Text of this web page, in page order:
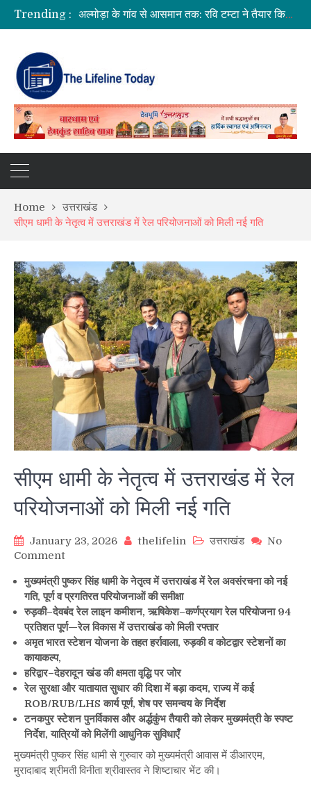
Trending :
अल्मोड़ा के गांव से आसमान तक: रवि टम्टा ने तैयार किया पर्सनल फ्लाइंग व्हीकल, सफल ट्रायल से मची चर्चा
CM धामी का बड़ा तोहफा, 9.87 लाख पेंशन लाभार्थियों को ₹146.32 करोड़ की पेंशन राशि जारी
Home
उत्तराखंड
सीएम धामी के नेतृत्व में उत्तराखंड में रेल परियोजनाओं को मिली नई गति
सीएम धामी के नेतृत्व में उत्तराखंड में रेल
परियोजनाओं को मिली नई गति
January 23, 2026 thelifelin उत्तराखंड
No
Commenton
धामी
के
नेतृत्व
में
उत्तराखंड
रेल
परियोजनाओं
को
मिली
नई
मुख्यमंत्री पुष्कर सिंह धामी के नेतृत्व में उत्तराखंड में रेल अवसंरचना को नई
गति, पूर्ण व प्रगतिरत परियोजनाओं की समीक्षा
रुड़की–देवबंद रेल लाइन कमीशन, ऋषिकेश–कर्णप्रयाग रेल परियोजना 94
प्रतिशत पूर्ण—रेल विकास में उत्तराखंड को मिली रफ्तार
अमृत भारत स्टेशन योजना के तहत हर्रावाला, रुड़की व कोटद्वार स्टेशनों का
कायाकल्प,
हरिद्वार–देहरादून खंड की क्षमता वृद्धि पर जोर
रेल सुरक्षा और यातायात सुधार की दिशा में बड़ा कदम, राज्य में कई
ROB/RUB/LHS कार्य पूर्ण, शेष पर समन्वय के निर्देश
टनकपुर स्टेशन पुनर्विकास और अर्द्धकुंभ तैयारी को लेकर मुख्यमंत्री के स्पष्ट
निर्देश, यात्रियों को मिलेंगी आधुनिक सुविधाएँ
मुख्यमंत्री पुष्कर सिंह धामी से गुरुवार को मुख्यमंत्री आवास में डीआरएम,
मुरादाबाद श्रीमती विनीता श्रीवास्तव ने शिष्टाचार भेंट की।